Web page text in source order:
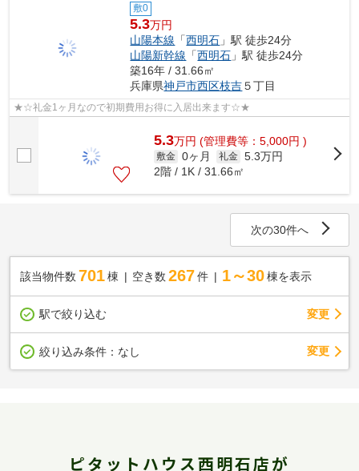
敷0
5.3万円
山陽本線 「西明石 」駅 徒歩24分
山陽新幹線 「西明石 」駅 徒歩24分
築16年 / 31.66㎡
兵庫県神戸市西区枝吉５丁目
★☆礼金1ヶ月なので初期費用お得に入居出来ます☆★
5.3万円 (管理費等：5,000円 )
敷金 0ヶ月 礼金 5.3万円
2階 / 1K / 31.66㎡
次の30件へ
該当物件数 701棟 空き数 267 件 1～30 棟を表示
駅で絞り込む 変更
絞り込み条件： なし 変更
ピタットハウス西明石店が